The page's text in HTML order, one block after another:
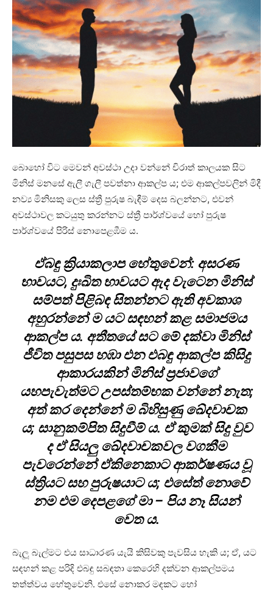
බොහෝ විට මෙවන් අවස්ථා උදා වන්නේ චිරාත් කාලයක සිට
මිනිස් මනසේ ඇලී ගැලී පවත්නා ආකල්ප ය; එම ආකල්පවලින් මිදී
නව්‍ය මිනිසකු ලෙස ස්ත්‍රී පුරුෂ බැඳීම් දෙස බලන්නට, එවන්
අවස්ථාවල කටයුතු කරන්නට ස්ත්‍රී පාර්ශ්වයේ හෝ පුරුෂ
පාර්ශ්වයේ පිරිස් නොපෙළඹීම ය.
ඒබඳු ක්‍රියාකලාප හේතුවෙන්: අසරණ
භාවයට, දුඃඛිත භාවයට ඇද වැටෙන මිනිස්
සම්පත් පිළිබඳ සිතන්නට ඇති අවකාශ
අහුරන්නේ ම යට සඳහන් කළ සමාජමය
ආකල්ප ය. අතීතයේ සට මේ දක්වා මිනිස්
ජීවිත පසුපස හඹා එන එබඳු ආකල්ප කිසිදු
ආකාරයකින් මිනිස් ප්‍රජාවගේ
යහපැවැත්මට උපස්තම්භක වන්නේ නැත;
අත් කර දෙන්නේ ම බිහිසුණු ඛේදවාචක
ය; සානුකම්පිත සිදුවීම් ය. ඒ කුමක් සිදු වුව
ද ඒ සියලු ඛේදවාචකවල වගකීම
පැවරෙන්නේ ඒකිනෙකාට ආකර්ෂණය වූ
ස්ත්‍රියට සහ පුරුෂයාට ය; එසේත් නොවේ
නම එම දෙපළගේ මා – පිය නෑ සියන්
වෙත ය.
බැලූ බැල්මට එය සාධාරණ යැයි කිසිවකු පැවසිය හැකි ය; ඒ, යට
සඳහන් කළ පරිදි එබඳු සබඳතා කෙරෙහි දක්වන ආකල්පමය
තත්ත්වය හේතුවෙනි. එසේ නොකර මඳකට හෝ